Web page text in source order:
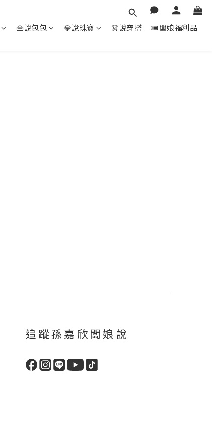
👜說包包 💎說珠寶 👗說穿搭 🎟️闆娘福利品
追蹤孫嘉欣闆娘說